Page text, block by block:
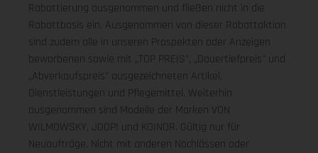
Rabattierung ausgenommen und fließen nicht in die
Rabattbasis ein. Ausgenommen von dieser Rabattaktion
sind zudem alle in unseren Prospekten oder Anzeigen
beworbenen sowie mit „TOP PREIS", „Dauertiefpreis" und
„Abverkaufspreis" ausgezeichneten Artikel,
Dienstleistungen und Pflegemittel. Weiterhin
ausgenommen sind Modelle der Marken VON
WILMOWSKY, JOOP! und KOINOR. Gültig nur für
Neuaufträge. Nicht mit anderen Nachlässen oder